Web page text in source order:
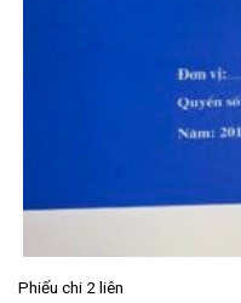
Phiếu chi 2 liên